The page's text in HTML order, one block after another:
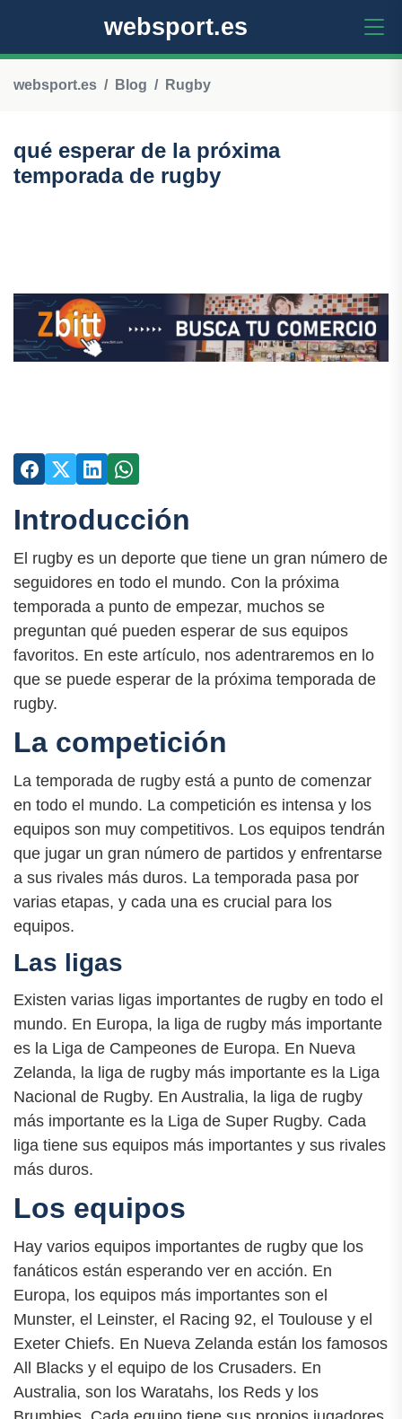
websport.es
websport.es Blog Rugby
qué esperar de la próxima
temporada de rugby
Introducción
El rugby es un deporte que tiene un gran número de
seguidores en todo el mundo. Con la próxima
temporada a punto de empezar, muchos se
preguntan qué pueden esperar de sus equipos
favoritos. En este artículo, nos adentraremos en lo
que se puede esperar de la próxima temporada de
rugby.
La competición
La temporada de rugby está a punto de comenzar
en todo el mundo. La competición es intensa y los
equipos son muy competitivos. Los equipos tendrán
que jugar un gran número de partidos y enfrentarse
a sus rivales más duros. La temporada pasa por
varias etapas, y cada una es crucial para los
equipos.
Las ligas
Existen varias ligas importantes de rugby en todo el
mundo. En Europa, la liga de rugby más importante
es la Liga de Campeones de Europa. En Nueva
Zelanda, la liga de rugby más importante es la Liga
Nacional de Rugby. En Australia, la liga de rugby
más importante es la Liga de Super Rugby. Cada
liga tiene sus equipos más importantes y sus rivales
más duros.
Los equipos
Hay varios equipos importantes de rugby que los
fanáticos están esperando ver en acción. En
Europa, los equipos más importantes son el
Munster, el Leinster, el Racing 92, el Toulouse y el
Exeter Chiefs. En Nueva Zelanda están los famosos
All Blacks y el equipo de los Crusaders. En
Australia, son los Waratahs, los Reds y los